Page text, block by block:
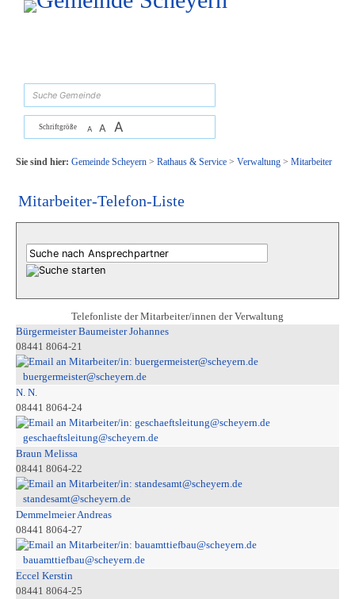
Zum Inhalt, zur Navigationoder zur Startseite springen.
Schriftgröße A A A
Sie sind hier: Gemeinde Scheyern> Rathaus & Service> Verwaltung> Mitarbeiter
Mitarbeiter-Telefon-Liste
Telefonliste der Mitarbeiter/innen der Verwaltung
Bürgermeister Baumeister Johannes
08441 8064-21
buergermeister@scheyern.de
N. N.
08441 8064-24
geschaeftsleitung@scheyern.de
Braun Melissa
08441 8064-22
standesamt@scheyern.de
Demmelmeier Andreas
08441 8064-27
bauamttiefbau@scheyern.de
Eccel Kerstin
08441 8064-25